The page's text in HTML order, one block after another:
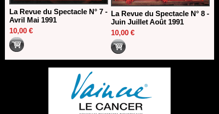
La Revue du Spectacle N° 7 -
Avril Mai 1991
10,00 €
La Revue du Spectacle N° 8 -
Juin Juillet Août 1991
10,00 €